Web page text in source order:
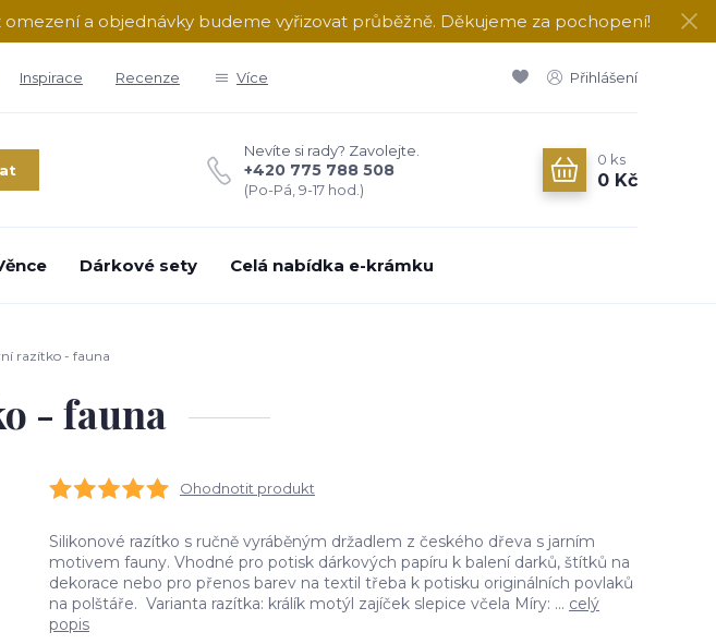
a objednávky budeme vyřizovat průběžně. Děkujeme za pochopení!
Inspirace Recenze Více Přihlášení
Nevíte si rady? Zavolejte.
+420 775 788 508
(Po-Pá, 9-17 hod.)
0 ks
0 Kč
Dárkové sety Celá nabídka e-krámku
razítko - fauna
- fauna
Ohodnotit produkt
Silikonové razítko s ručně vyráběným držadlem z českého dřeva s jarním
motivem fauny. Vhodné pro potisk dárkových papíru k balení darků, štítků na
dekorace nebo pro přenos barev na textil třeba k potisku originálních povlaků
na polštáře. Varianta razítka: králík motýl zajíček slepice včela Míry: ... celý
popis